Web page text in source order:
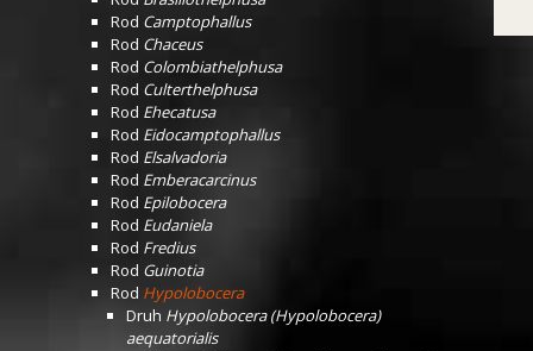
Rod Camptophallus
Rod Chaceus
Rod Colombiathelphusa
Rod Culterthelphusa
Rod Ehecatusa
Rod Eidocamptophallus
Rod Elsalvadoria
Rod Emberacarcinus
Rod Epilobocera
Rod Eudaniela
Rod Fredius
Rod Guinotia
Rod Hypolobocera
Druh Hypolobocera (Hypolobocera)
aequatorialis